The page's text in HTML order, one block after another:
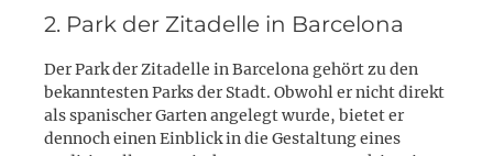
2. Park der Zitadelle in Barcelona
Der Park der Zitadelle in Barcelona gehört zu den
bekanntesten Parks der Stadt. Obwohl er nicht direkt
als spanischer Garten angelegt wurde, bietet er
dennoch einen Einblick in die Gestaltung eines